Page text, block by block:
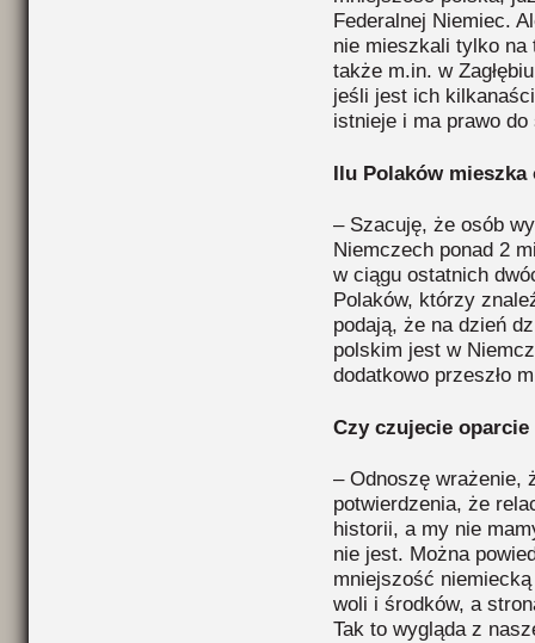
Federalnej Niemiec.
nie mieszkali tylko na
także m.in. w
jeśli jest ich
istnieje i ma prawo
Ilu Polaków mieszka
– Szacuję, że osób
Niemczech ponad 2
w ciągu ostatnich
Polaków, którzy
podają, że na dzień
polskim jest w
dodatkowo przeszło
Czy czujecie
– Odnoszę wrażenie,
potwierdzenia, że
historii, a my nie
nie jest. Można
mniejszość
woli i środków, a
Tak to wygląda z